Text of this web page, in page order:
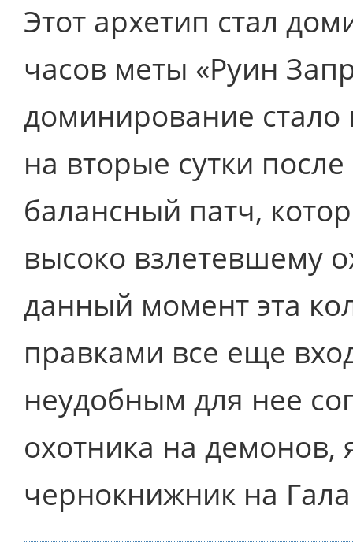
Этот архетип стал
часов меты «Руин
доминирование
на вторые сутки
балансный патч,
высоко взлетевшему
данный момент эта
правками все еще
неудобным для нее
охотника на демонов,
чернокнижник на